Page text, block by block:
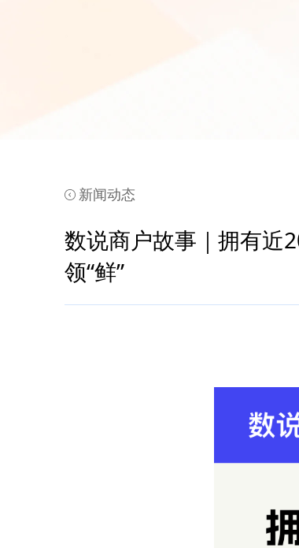
新闻动态
数说商户故事｜拥有近
领“鲜”